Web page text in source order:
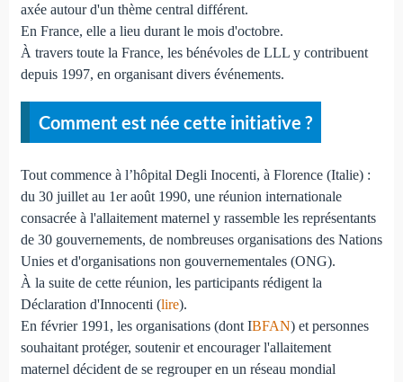
axée autour d'un thème central différent.
En France, elle a lieu durant le mois d'octobre.
À travers toute la France, les bénévoles de LLL y contribuent
depuis 1997, en organisant divers événements.
Comment est née cette initiative ?
Tout commence à l’hôpital Degli Inocenti, à Florence (Italie) :
du 30 juillet au 1er août 1990, une réunion internationale
consacrée à l'allaitement maternel y rassemble les représentants
de 30 gouvernements, de nombreuses organisations des Nations
Unies et d'organisations non gouvernementales (ONG).
À la suite de cette réunion, les participants rédigent la
Déclaration d'Innocenti (lire).
En février 1991, les organisations (dont IBFAN) et personnes
souhaitant protéger, soutenir et encourager l'allaitement
maternel décident de se regrouper en un réseau mondial